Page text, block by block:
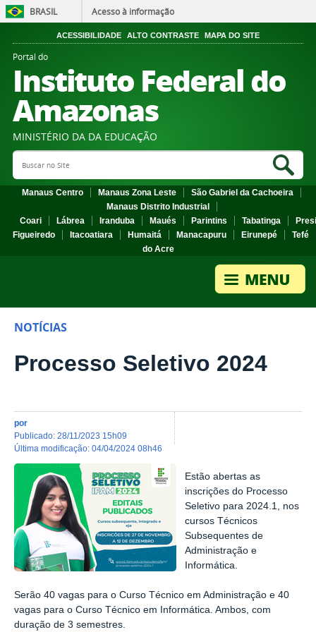
BRASIL Acesso à informação
ACESSIBILIDADE ALTO CONTRASTE MAPA DO SITE
Portal do
Instituto Federal do
Amazonas
MINISTÉRIO DA DA EDUCAÇÃO
Search Site
Manaus Centro Manaus Zona Leste
São Gabriel da Cachoeira
Manaus Distrito Industrial
Coari
Lábrea Iranduba Maués Parintins Tabatinga
Figueiredo
Itacoatiara Humaitá Manacapuru Eirunepé
Tefé
do Acre
NOTÍCIAS
Processo Seletivo 2024
por
publicado: 28/11/2023 15h09
última modificação: 04/04/2024 08h46
Estão abertas as
inscrições do Processo
Seletivo para 2024.1, nos
cursos Técnicos
Subsequentes de
Administração e
Informática.
Serão 40 vagas para o Curso Técnico em Administração e 40
vagas para o Curso Técnico em Informática. Ambos, com
duração de 3 semestres.